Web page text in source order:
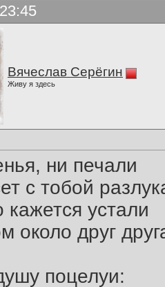
Вячеслав Серёгин
Живу я здесь
ни печали
с тобой
устали
около друг
поцелуи: